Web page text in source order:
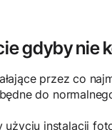
gdyby nie
przez co
do
użyciu instalacji